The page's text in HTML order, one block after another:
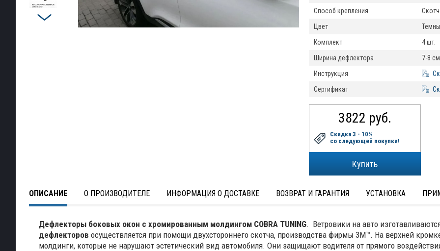
3822 руб.
Скидка 3 - 10%
со следующей покупки!
Способ крепления
Цвет
Комплект
4 шт.
Ширина дефлектора
7-8
Инструкция
Сертификат
ОПИСАНИЕ О ПРОИЗВОДИТЕЛЕ ИНФОРМАЦИЯ О ДОСТАВКЕ ВОЗВРАТ И ГАРАНТИЯ УСТАНОВКА
Дефлекторы боковых окон с хромированным молдингом COBRA TUNING. Ветровики на авто
дефлекторов осуществляется при помощи двухстороннего скотча, производства фирмы 3М™. На верхней
молдинги, которые не нарушают эстетический вид автомобиля. Они защищают водителя от прямого